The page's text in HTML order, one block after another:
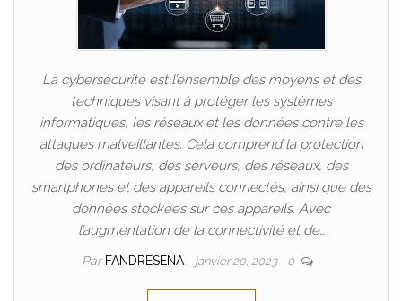
La cybersécurité est l’ensemble des moyens et des
techniques visant à protéger les systèmes
informatiques, les réseaux et les données contre les
attaques malveillantes. Cela comprend la protection
des ordinateurs, des serveurs, des réseaux, des
smartphones et des appareils connectés, ainsi que des
données stockées sur ces appareils. Avec
l’augmentation de la connectivité et de…
Par FANDRESENA janvier 20, 2023 0